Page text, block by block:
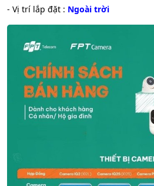
- Vị trí lắp đặt : Ngoài trời